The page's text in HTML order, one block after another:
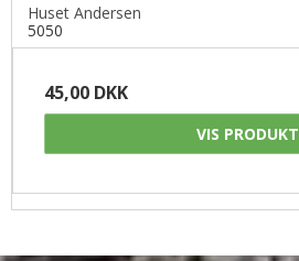
Huset Andersen
5050
45,00 DKK
VIS PRODUKT